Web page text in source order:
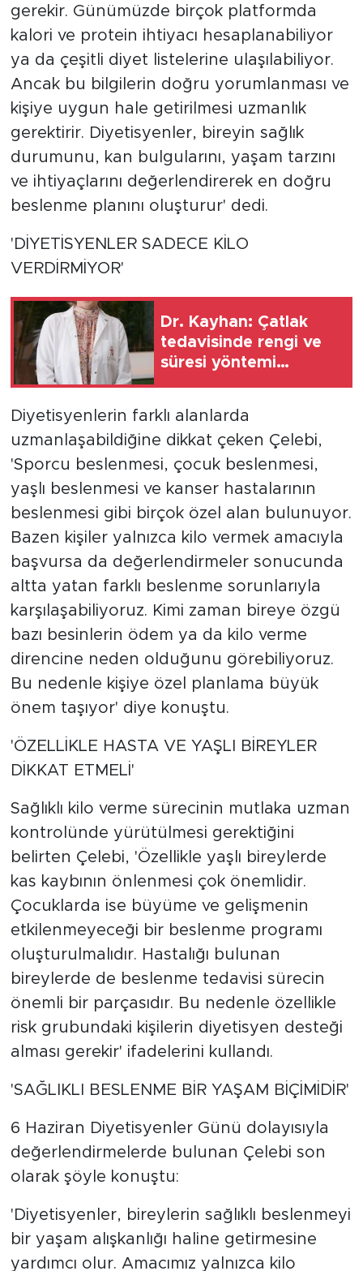
gerekir. Günümüzde birçok platformda
kalori ve protein ihtiyacı hesaplanabiliyor
ya da çeşitli diyet listelerine ulaşılabiliyor.
Ancak bu bilgilerin doğru yorumlanması ve
kişiye uygun hale getirilmesi uzmanlık
gerektirir. Diyetisyenler, bireyin sağlık
durumunu, kan bulgularını, yaşam tarzını
ve ihtiyaçlarını değerlendirerek en doğru
beslenme planını oluşturur' dedi.
'DİYETİSYENLER SADECE KİLO
VERDİRMİYOR'
Dr. Kayhan: Çatlak
tedavisinde rengi ve
süresi yöntemi
Diyetisyenlerin farklı alanlarda
uzmanlaşabildiğine dikkat çeken Çelebi,
'Sporcu beslenmesi, çocuk beslenmesi,
yaşlı beslenmesi ve kanser hastalarının
beslenmesi gibi birçok özel alan bulunuyor.
Bazen kişiler yalnızca kilo vermek amacıyla
başvursa da değerlendirmeler sonucunda
altta yatan farklı beslenme sorunlarıyla
karşılaşabiliyoruz. Kimi zaman bireye özgü
bazı besinlerin ödem ya da kilo verme
direncine neden olduğunu görebiliyoruz.
Bu nedenle kişiye özel planlama büyük
önem taşıyor' diye konuştu.
'ÖZELLİKLE HASTA VE YAŞLI BİREYLER
DİKKAT ETMELİ'
Sağlıklı kilo verme sürecinin mutlaka uzman
kontrolünde yürütülmesi gerektiğini
belirten Çelebi, 'Özellikle yaşlı bireylerde
kas kaybının önlenmesi çok önemlidir.
Çocuklarda ise büyüme ve gelişmenin
etkilenmeyeceği bir beslenme programı
oluşturulmalıdır. Hastalığı bulunan
bireylerde de beslenme tedavisi sürecin
önemli bir parçasıdır. Bu nedenle özellikle
risk grubundaki kişilerin diyetisyen desteği
alması gerekir' ifadelerini kullandı.
'SAĞLIKLI BESLENME BİR YAŞAM BİÇİMİDİR'
6 Haziran Diyetisyenler Günü dolayısıyla
değerlendirmelerde bulunan Çelebi son
olarak şöyle konuştu:
'Diyetisyenler, bireylerin sağlıklı beslenmeyi
bir yaşam alışkanlığı haline getirmesine
yardımcı olur. Amacımız yalnızca kilo